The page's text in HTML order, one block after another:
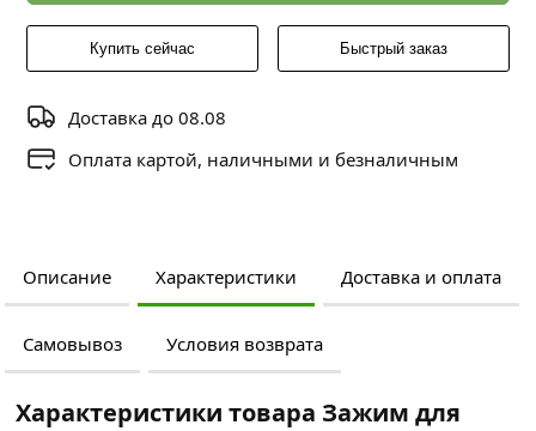
Купить сейчас Быстрый заказ
Доставка до 08.08
Оплата картой, наличными и безналичным
Описание Характеристики Доставка и оплата
Самовывоз Условия возврата
Характеристики товара Зажим для